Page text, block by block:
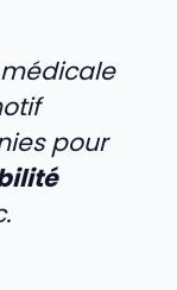
médicale
pour